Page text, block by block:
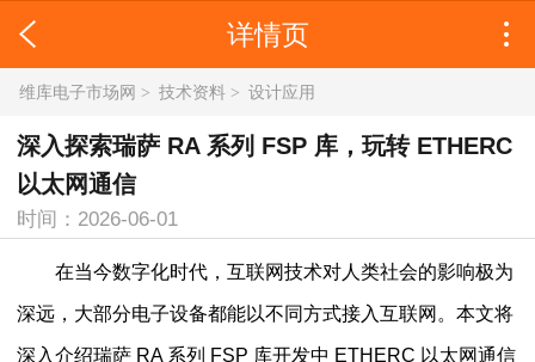
详情页
维库电子市场网 > 技术资料 > 设计应用
深入探索瑞萨 RA 系列 FSP 库，玩转 ETHERC
以太网通信
时间：2026-06-01
在当今数字化时代，互联网技术对人类社会的影响极为
深远，大部分电子设备都能以不同方式接入互联网。本文将
深入介绍瑞萨 RA 系列 FSP 库开发中 ETHERC 以太网通信